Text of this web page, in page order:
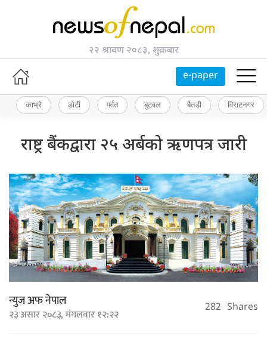
२२ श्रावण २०८३, शुक्रबार
e-paper
काभ्रे डोटी पर्वत बुटवल बैतडी विराटनगर
राष्ट्र बैंकद्वारा २५ अर्बको ऋणपत्र जारी
न्युज अफ नेपाल
२३ असार २०८३, मंगलवार १२:२२ 282 Shares